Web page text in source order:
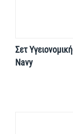
Σετ
Navy